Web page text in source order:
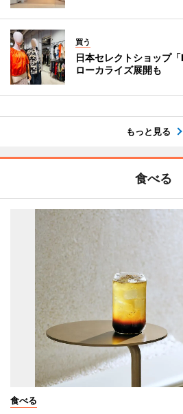
買う
日本セレクトショップ
ローカライズ展開も
もっと見る
食べる
食べる